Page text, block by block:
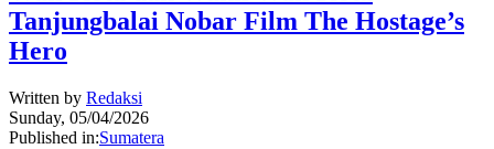
Tanjungbalai Nobar Film The Hostage’s
Hero
Written by Redaksi
Sunday, 05/04/2026
Published in:Sumatera